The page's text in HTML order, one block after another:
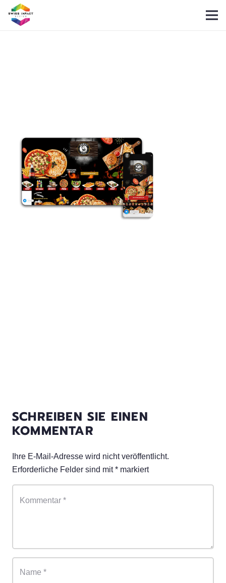
SCHREIBEN SIE EINEN
KOMMENTAR
Ihre E-Mail-Adresse wird nicht veröffentlicht.
Erforderliche Felder sind mit* markiert